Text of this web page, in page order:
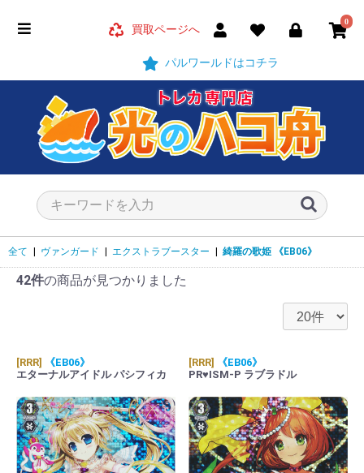
買取ページへ
パルワールドはコチラ
0
全て ヴァンガード エクストラブースター 綺羅の歌姫 《EB06》
42件の商品が見つかりました
[RRR]
《EB06》
エターナルアイドル パシフィカ
[RRR]
《EB06》
PR♥ISM-P ラブラドル